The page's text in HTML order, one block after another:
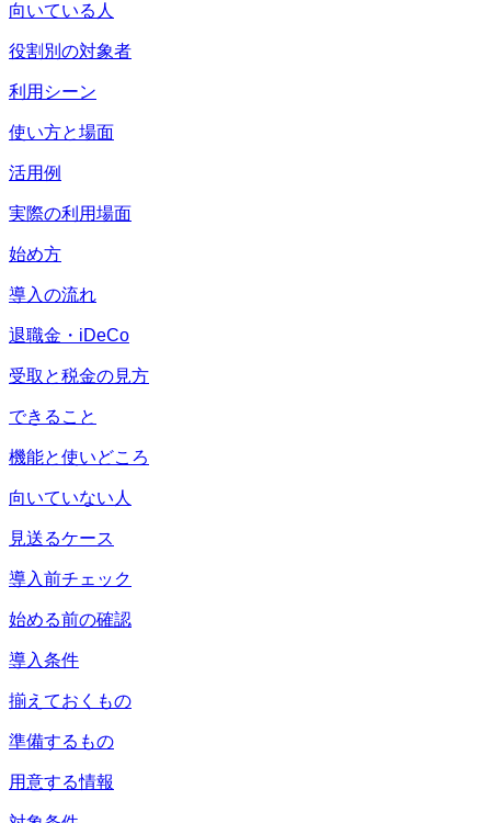
向いている人
役割別の対象者
利用シーン
使い方と場面
活用例
実際の利用場面
始め方
導入の流れ
退職金・iDeCo
受取と税金の見方
できること
機能と使いどころ
向いていない人
見送るケース
導入前チェック
始める前の確認
導入条件
揃えておくもの
準備するもの
用意する情報